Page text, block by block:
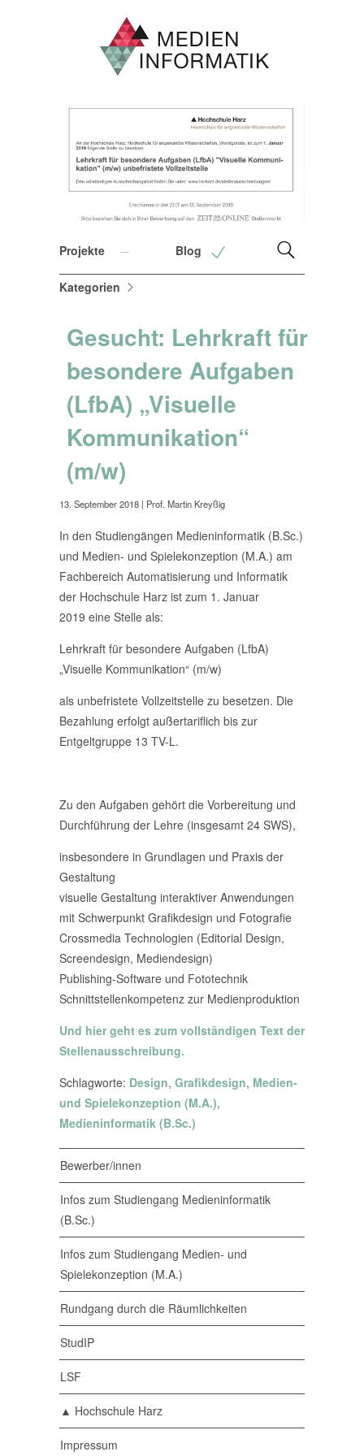
Projekte Blog
Kategorien
Gesucht: Lehrkraft für
besondere Aufgaben
(LfbA) „Visuelle
Kommunikation“
(m/w)
13. September 2018 | Prof. Martin Kreyßig
In den Studiengängen Medieninformatik (B.Sc.)
und Medien- und Spielekonzeption (M.A.) am
Fachbereich Automatisierung und Informatik
der Hochschule Harz ist zum 1. Januar
2019 eine Stelle als:
Lehrkraft für besondere Aufgaben (LfbA)
„Visuelle Kommunikation“ (m/w)
als unbefristete Vollzeitstelle zu besetzen. Die
Bezahlung erfolgt außertariflich bis zur
Entgeltgruppe 13 TV-L.
Zu den Aufgaben gehört die Vorbereitung und
Durchführung der Lehre (insgesamt 24 SWS),
insbesondere in Grundlagen und Praxis der
Gestaltung
visuelle Gestaltung interaktiver Anwendungen
mit Schwerpunkt Grafikdesign und Fotografie
Crossmedia Technologien (Editorial Design,
Screendesign, Mediendesign)
Publishing-Software und Fototechnik
Schnittstellenkompetenz zur Medienproduktion
Und hier geht es zum vollständigen Text der
Stellenausschreibung.
Schlagworte: Design, Grafikdesign, Medien-
und Spielekonzeption (M.A.),
Medieninformatik (B.Sc.)
Bewerber/innen
Infos zum Studiengang Medieninformatik
(B.Sc.)
Infos zum Studiengang Medien- und
Spielekonzeption (M.A.)
Rundgang durch die Räumlichkeiten
StudIP
LSF
▲ Hochschule Harz
Impressum